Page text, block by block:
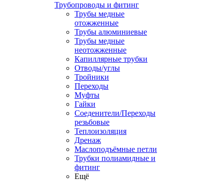
Трубопроводы и фитинг
Трубы медные
отожженные
Трубы алюминиевые
Трубы медные
неотожженные
Капиллярные трубки
Отводы/углы
Тройники
Переходы
Муфты
Гайки
Соеденители/Переходы
резьбовые
Теплоизоляция
Дренаж
Маслоподъёмные петли
Трубки полиамидные и
фитинг
Ещё